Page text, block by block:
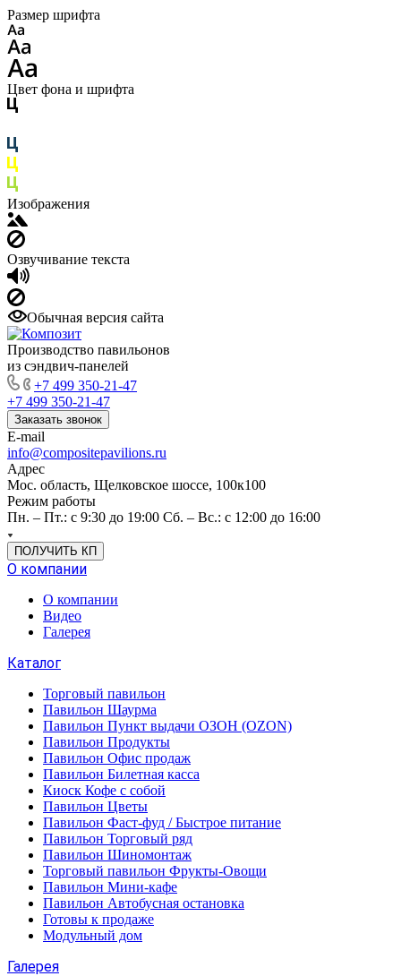
Размер шрифта
Цвет фона и шрифта
Изображения
Озвучивание текста
Обычная версия сайта
Производство павильонов
из сэндвич-панелей
+7 499 350-21-47
+7 499 350-21-47
Заказать звонок
E-mail
info@compositepavilions.ru
Адрес
Мос. область, Щелковское шоссе, 100к100
Режим работы
Пн. – Пт.: с 9:30 до 19:00 Сб. – Вс.: с 12:00 до 16:00
ПОЛУЧИТЬ КП
О компании
О компании
Видео
Галерея
Каталог
Торговый павильон
Павильон Шаурма
Павильон Пункт выдачи ОЗОН (OZON)
Павильон Продукты
Павильон Офис продаж
Павильон Билетная касса
Киоск Кофе с собой
Павильон Цветы
Павильон Фаст-фуд / Быстрое питание
Павильон Торговый ряд
Павильон Шиномонтаж
Торговый павильон Фрукты-Овощи
Павильон Мини-кафе
Павильон Автобусная остановка
Готовы к продаже
Модульный дом
Галерея